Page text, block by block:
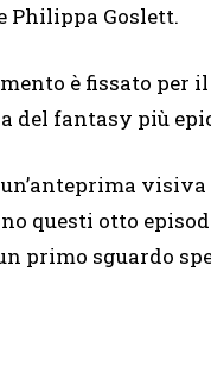
Philippa Goslett.
è fissato per
del fantasy più
un’anteprima
questi otto
primo sguardo